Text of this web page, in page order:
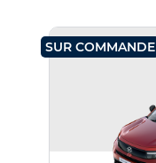
SUR COMMANDE